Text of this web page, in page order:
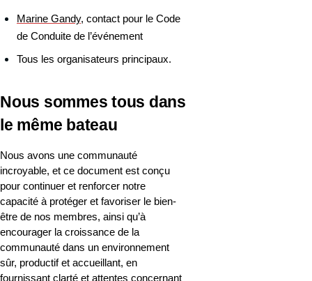
Marine Gandy, contact pour le Code
de Conduite de l’événement
Tous les organisateurs principaux.
Nous sommes tous dans
le même bateau
Nous avons une communauté
incroyable, et ce document est conçu
pour continuer et renforcer notre
capacité à protéger et favoriser le bien-
être de nos membres, ainsi qu’à
encourager la croissance de la
communauté dans un environnement
sûr, productif et accueillant, en
fournissant clarté et attentes concernant